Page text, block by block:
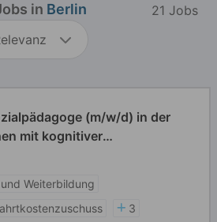
in Berlin
21 Jobs
(m/w/d) in der
mit kognitiver
Weiterbildung
3